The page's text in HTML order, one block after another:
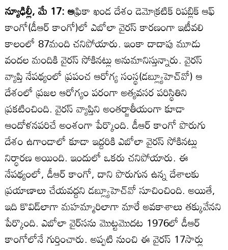
న్యూఢిల్లీ, మే 17: ఆఫ్రికా ఖండ దేశం డెమోక్రటిక్‌ రిపబ్లిక్‌ ఆఫ్‌
కాంగో(డీఆర్‌ కాంగో)లో ఎబోలా వైరస్‌ కారణంగా ఇటీవలి
కాలంలో 87మంది చనిపోయారు. ఇంకా దాదాపు మూడు
వందల మందికి వైరస్‌ సోకినట్లు అనుమానిస్తున్నారు. వైరస్‌
వ్యాప్తి నేపథ్యంలో ప్రపంచ ఆరోగ్య సంస్థ(డబ్ల్యూహెచ్‌వో) ఆ
దేశంలో ప్రజల ఆరోగ్యం పరంగా అత్యవసర పరిస్థితిని
ప్రకటించింది. వైరస్‌ వ్యాప్తిని అంతర్జాతీయంగా కూడా
ఆందోళనపరిచే అంశంగా పేర్కొంది. డీఆర్‌ కాంగో పొరుగు
దేశం ఉగాండాలో కూడా ఇద్దరికి ఎబోలా వైరస్‌ సోకినట్లు
నిర్ధారణ అయింది. ఇందులో ఒకరు చనిపోయారు. ఈ
నేపథ్యంలో, డీఆర్‌ కాంగో, దాని పొరుగున ఉన్న దేశాలకు
ప్రయాణాలు చేయవద్దని డబ్ల్యూహెచ్‌వో సూచించింది. అయితే,
ఇది కొవిడ్‌లాగా మహమ్మారిలాగా మారే అవకాశాలు తక్కువేనని
పేర్కొంది. ఎబోలా వైర్‌సను మొట్టమొదట 1976లో డీఆర్‌
కాంగోలోనే గుర్తించారు. అప్పటి నుంచి ఈ వైరస్‌ 17సార్లు